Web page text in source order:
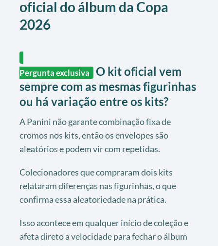
oficial do álbum da Copa
2026
Pergunta exclusiva
O kit oficial vem
sempre com as mesmas figurinhas
ou há variação entre os kits?
A Panini não garante combinação fixa de
cromos nos kits, então os envelopes são
aleatórios e podem vir com repetidas.
Colecionadores que compraram dois kits
relataram diferenças nas figurinhas, o que
confirma essa aleatoriedade na prática.
Isso acontece em qualquer início de coleção e
afeta direto a velocidade para fechar o álbum